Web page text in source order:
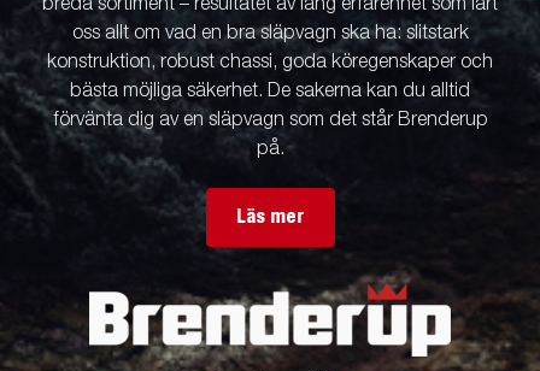
breda sortiment – resultatet av lång erfarenhet som lärt
oss allt om vad en bra släpvagn ska ha: slitstark
konstruktion, robust chassi, goda köregenskaper och
bästa möjliga säkerhet. De sakerna kan du alltid
förvänta dig av en släpvagn som det står Brenderup
på.
Läs mer